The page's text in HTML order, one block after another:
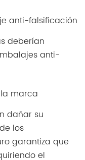
anti-falsificación
deberían
anti-
marca
dañar su
los
garantiza que
el